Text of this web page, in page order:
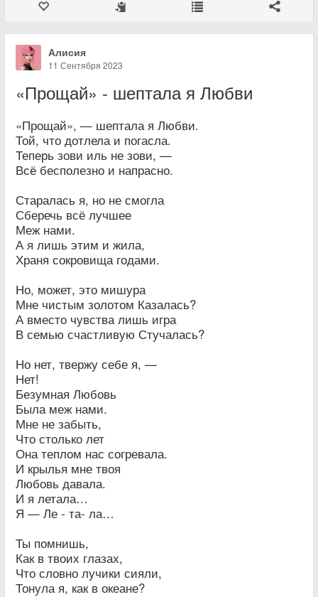
Алисия
11 Сентября 2023
«Прощай» - шептала я Любви
«Прощай», — шептала я Любви.
Той, что дотлела и погасла.
Теперь зови иль не зови, —
Всё бесполезно и напрасно.
Старалась я, но не смогла
Сберечь всё лучшее
Меж нами.
А я лишь этим и жила,
Храня сокровища годами.
Но, может, это мишура
Мне чистым золотом Казалась?
А вместо чувства лишь игра
В семью счастливую Стучалась?
Но нет, твержу себе я, —
Нет!
Безумная Любовь
Была меж нами.
Мне не забыть,
Что столько лет
Она теплом нас согревала.
И крылья мне твоя
Любовь давала.
И я летала…
Я — Ле - та- ла…
Ты помнишь,
Как в твоих глазах,
Что словно лучики сияли,
Тонула я, как в океане?